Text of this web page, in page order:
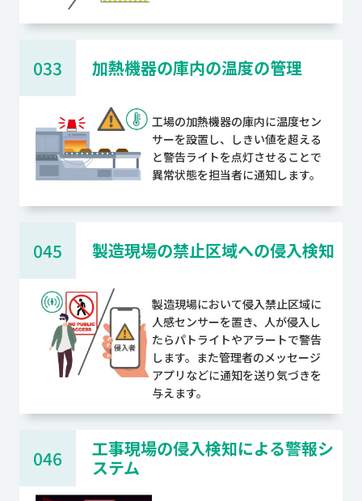
033 加熱機器の庫内の温度の管理
工場の加熱機器の庫内に温度セン
サーを設置し、しきい値を超える
と警告ライトを点灯させることで
異常状態を担当者に通知します。
045 製造現場の禁止区域への侵入検知
製造現場において侵入禁止区域に
人感センサーを置き、人が侵入し
たらパトライトやアラートで警告
します。また管理者のメッセージ
アプリなどに通知を送り気づきを
与えます。
046
工事現場の侵入検知による警報シ
ステム